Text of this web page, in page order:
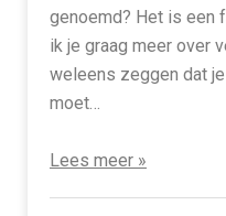
genoemd? Het is een
ik je graag meer over
weleens zeggen dat
moet…
Lees meer »